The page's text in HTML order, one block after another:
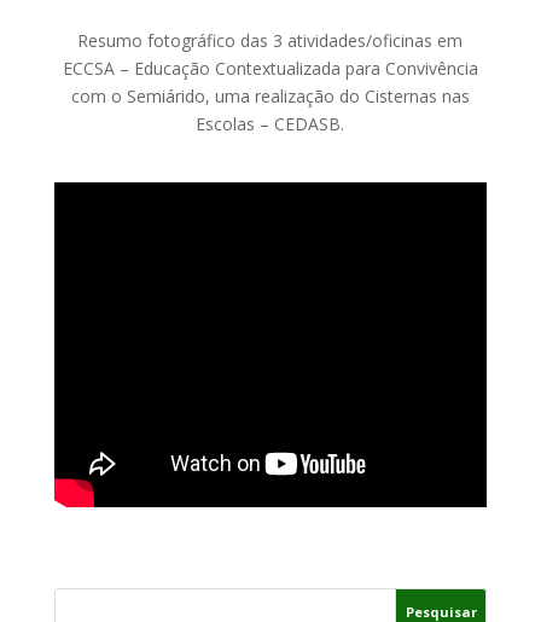
Resumo fotográfico das 3 atividades/oficinas em
ECCSA – Educação Contextualizada para Convivência
com o Semiárido, uma realização do Cisternas nas
Escolas – CEDASB.